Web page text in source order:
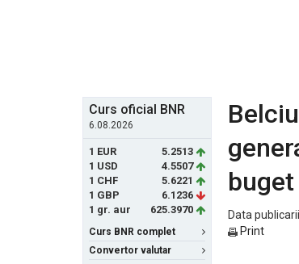
Curs oficial BNR
6.08.2026
1 EUR
5.2513
1 USD
4.5507
1 CHF
5.6221
1 GBP
6.1236
1 gr. aur
625.3970
Curs BNR complet
Convertor valutar
Data
Print